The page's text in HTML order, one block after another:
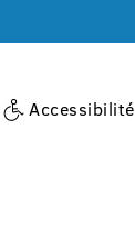
Accessibilité